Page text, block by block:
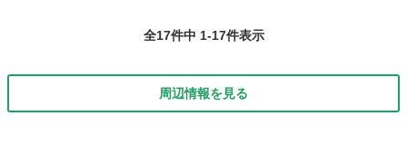
全17件中 1-17件表示
周辺情報を見る